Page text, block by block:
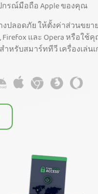
กรณ์มือถือ Apple ของคุณ
งปลอดภัย ให้ตั้งค่าส่วนขยา
Firefox และ Opera หรือใ
สำหรับสมาร์ททีวี เครื่องเล่น